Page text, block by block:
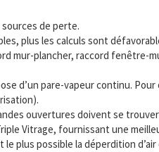
de perte.
plus les calculs sont
mur-plancher, raccord fenêtre-
d’un pare-vapeur continu.
ouvertures doivent se
Vitrage, fournissant une
plus possible la déperdition